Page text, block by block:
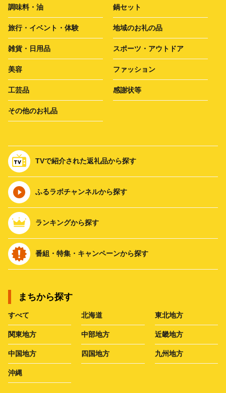
調味料・油 鍋セット
旅行・イベント・体験 地域のお礼の品
雑貨・日用品 スポーツ・アウトドア
美容 ファッション
工芸品 感謝状等
その他のお礼品
TVで紹介された返礼品から探す
ふるラボチャンネルから探す
ランキングから探す
番組・特集・キャンペーンから探す
まちから探す
すべて 北海道 東北地方
関東地方 中部地方 近畿地方
中国地方 四国地方 九州地方
沖縄